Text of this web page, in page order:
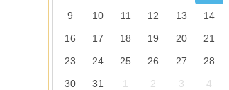
9
10 11 12 13 14
16
17 18 19 20 21
23
24 25 26 27 28
30
31 1 2 3 4